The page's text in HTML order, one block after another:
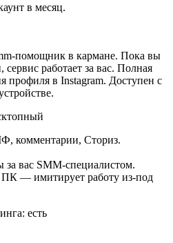
в месяц.
помощник в кармане. Пока вы
работает за вас. Полная
профиля в Instagram. Доступен с
комментарии, Сториз.
вас SMM-специалистом.
ПК — имитирует работу из-под
есть